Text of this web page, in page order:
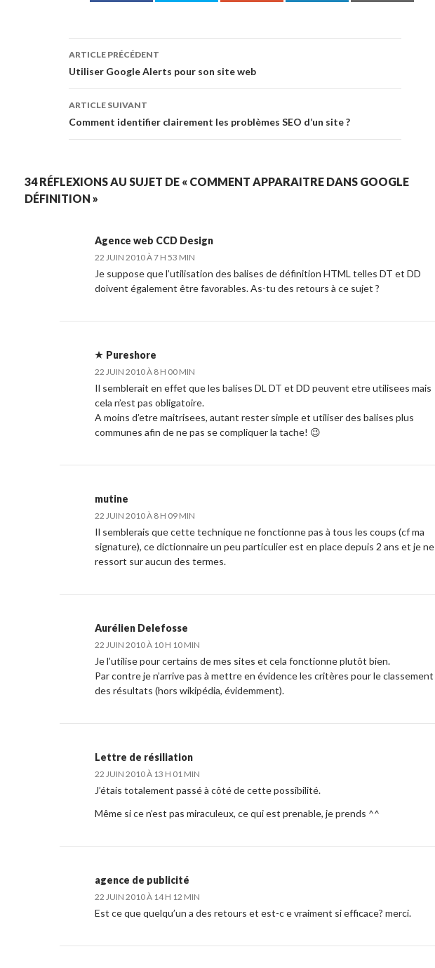
ARTICLE PRÉCÉDENT
Utiliser Google Alerts pour son site web
ARTICLE SUIVANT
Comment identifier clairement les problèmes SEO d’un site ?
34 RÉFLEXIONS AU SUJET DE « COMMENT APPARAITRE DANS GOOGLE
DÉFINITION »
Agence web CCD Design
22 JUIN 2010 À 7 H 53 MIN
Je suppose que l’utilisation des balises de définition HTML telles DT et DD
doivent également être favorables. As-tu des retours à ce sujet ?
Pureshore
22 JUIN 2010 À 8 H 00 MIN
Il semblerait en effet que les balises DL DT et DD peuvent etre utilisees mais
cela n’est pas obligatoire.
A moins d’etre maitrisees, autant rester simple et utiliser des balises plus
communes afin de ne pas se compliquer la tache! 😉
mutine
22 JUIN 2010 À 8 H 09 MIN
Il semblerais que cette technique ne fonctionne pas à tous les coups (cf ma
signature), ce dictionnaire un peu particulier est en place depuis 2 ans et je ne
ressort sur aucun des termes.
Aurélien Delefosse
22 JUIN 2010 À 10 H 10 MIN
Je l’utilise pour certains de mes sites et cela fonctionne plutôt bien.
Par contre je n’arrive pas à mettre en évidence les critères pour le classement
des résultats (hors wikipédia, évidemment).
Lettre de résiliation
22 JUIN 2010 À 13 H 01 MIN
J’étais totalement passé à côté de cette possibilité.
Même si ce n’est pas miraculeux, ce qui est prenable, je prends ^^
agence de publicité
22 JUIN 2010 À 14 H 12 MIN
Est ce que quelqu’un a des retours et est-c e vraiment si efficace? merci.